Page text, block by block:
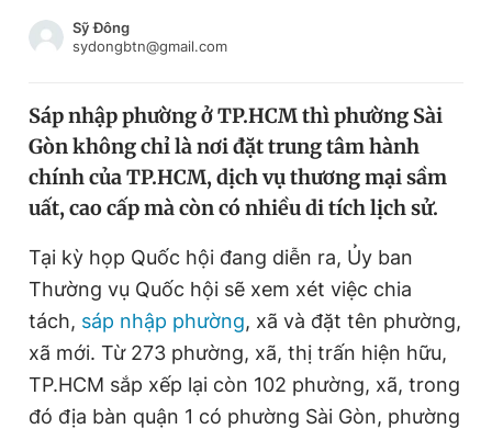
Chào ngày mới
Video Magazine
Sản phẩm khác
Tiện ích Bạn cần biết
Thông tin tòa soạn Liên hệ quảng cáo
Đăng xuất
Sỹ Đông
sydongbtn@gmail.com
Sáp nhập phường ở TP.HCM thì phường Sài
Gòn không chỉ là nơi đặt trung tâm hành
chính của TP.HCM, dịch vụ thương mại sầm
uất, cao cấp mà còn có nhiều di tích lịch sử.
Tại kỳ họp Quốc hội đang diễn ra, Ủy ban
Thường vụ Quốc hội sẽ xem xét việc chia
tách, sáp nhập phường, xã và đặt tên phường,
xã mới. Từ 273 phường, xã, thị trấn hiện hữu,
TP.HCM sắp xếp lại còn 102 phường, xã, trong
đó địa bàn quận 1 có phường Sài Gòn, phường